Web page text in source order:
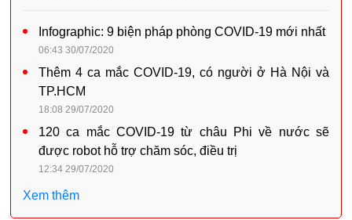
Infographic: 9 biện pháp phòng COVID-19 mới nhất
06:43 30/07/2020
Thêm 4 ca mắc COVID-19, có người ở Hà Nội và
TP.HCM
18:08 29/07/2020
120 ca mắc COVID-19 từ châu Phi về nước sẽ
được robot hỗ trợ chăm sóc, điều trị
12:34 29/07/2020
Xem thêm